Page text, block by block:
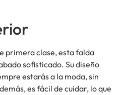
primera clase, esta falda
sofisticado. Su diseño
estarás a la moda, sin
es fácil de cuidar, lo que